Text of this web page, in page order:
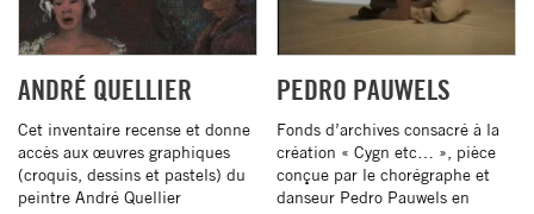
ANDRÉ QUELLIER
Cet inventaire recense et donne
accès aux œuvres graphiques
(croquis, dessins et pastels) du
peintre André Quellier
PEDRO PAUWELS
Fonds d’archives consacré à la
création « Cygn etc… », pièce
conçue par le chorégraphe et
danseur Pedro Pauwels en